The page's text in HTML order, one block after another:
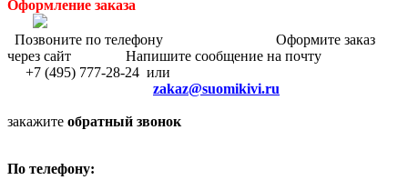
Оформление заказа
Позвоните по телефону Оформите заказ
через сайт Напишите сообщение на почту
+7 (495) 777-28-24 или
zakaz@suomikivi.ru
закажите обратный звонок
По телефону: